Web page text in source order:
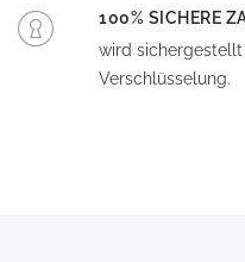
100% SICHERE
wird
Verschlüsselung.